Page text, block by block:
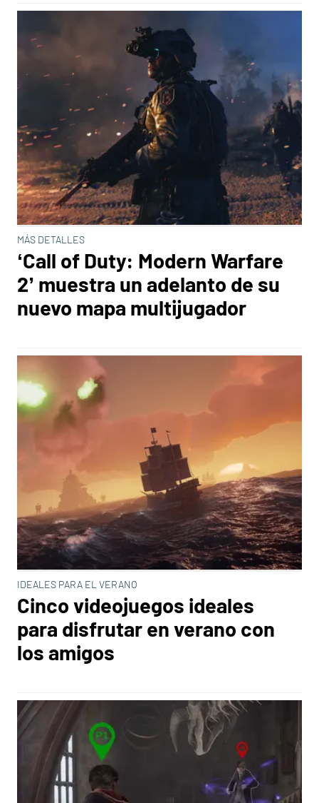
MÁS DETALLES
‘Call of Duty: Modern Warfare
2’ muestra un adelanto de su
nuevo mapa multijugador
IDEALES PARA EL VERANO
Cinco videojuegos ideales
para disfrutar en verano con
los amigos